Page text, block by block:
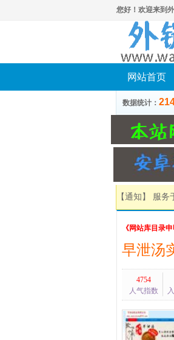
您好！欢迎来到
网站首页
数据统计：
【通知】 服
《网站库目录
早泄汤
4754
人气指数